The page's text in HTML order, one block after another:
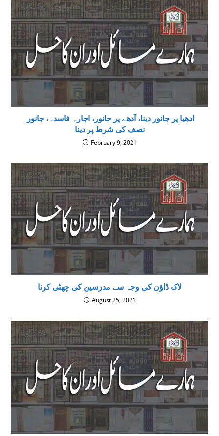
نصف کی شرط پر دینا
February 9, 2021
لاک ڈاؤن کی وجہ سے مدرسین کی چھٹی کرنا
August 25, 2021